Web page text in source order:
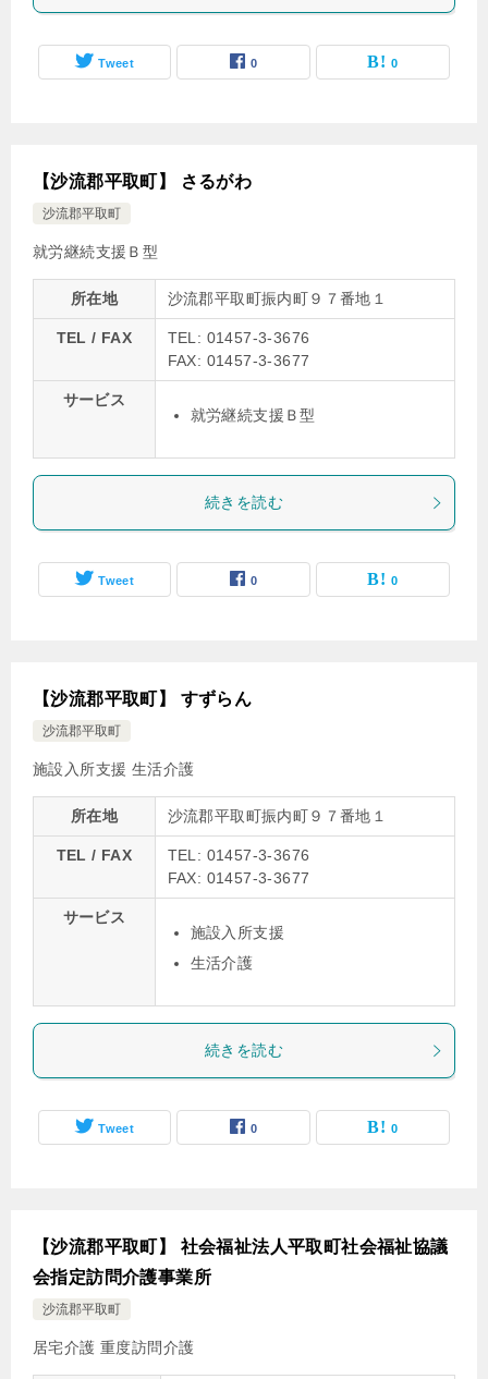
Tweet 0 0
【沙流郡平取町】 さるがわ
沙流郡平取町
就労継続支援Ｂ型
所在地 沙流郡平取町振内町９７番地１
TEL / FAX
TEL: 01457-3-3676
FAX: 01457-3-3677
サービス
就労継続支援Ｂ型
続きを読む
Tweet 0 0
【沙流郡平取町】 すずらん
沙流郡平取町
施設入所支援 生活介護
所在地 沙流郡平取町振内町９７番地１
TEL / FAX
TEL: 01457-3-3676
FAX: 01457-3-3677
サービス
施設入所支援
生活介護
続きを読む
Tweet 0 0
【沙流郡平取町】 社会福祉法人平取町社会福祉協議
会指定訪問介護事業所
沙流郡平取町
居宅介護 重度訪問介護